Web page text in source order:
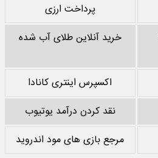
پرداخت ارزی
خرید آنلاین طلای آب شده
اکسپرس اینتری کانادا
نقد کردن درآمد یوتیوب
مرجع بازی های مود اندروید